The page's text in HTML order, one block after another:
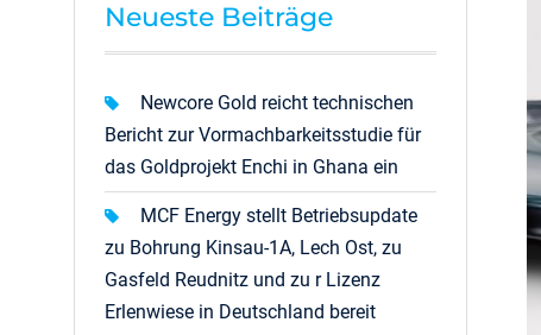
Neueste Beiträge
Newcore Gold reicht technischen
Bericht zur Vormachbarkeitsstudie für
das Goldprojekt Enchi in Ghana ein
MCF Energy stellt Betriebsupdate
zu Bohrung Kinsau-1A, Lech Ost, zu
Gasfeld Reudnitz und zu r Lizenz
Erlenwiese in Deutschland bereit